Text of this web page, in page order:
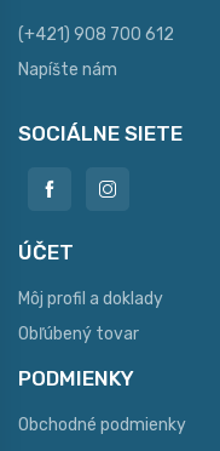
(+421) 908 700 612
Napíšte nám
SOCIÁLNE SIETE
ÚČET
Môj profil a doklady
Obľúbený tovar
PODMIENKY
Obchodné podmienky